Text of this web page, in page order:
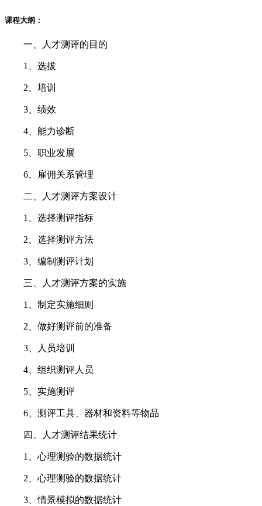
课程大纲：
一、人才测评的目的
1、选拔
2、培训
3、绩效
4、能力诊断
5、职业发展
6、雇佣关系管理
二、人才测评方案设计
1、选择测评指标
2、选择测评方法
3、编制测评计划
三、人才测评方案的实施
1、制定实施细则
2、做好测评前的准备
3、人员培训
4、组织测评人员
5、实施测评
6、测评工具、器材和资料等物品
四、人才测评结果统计
1、心理测验的数据统计
2、心理测验的数据统计
3、情景模拟的数据统计